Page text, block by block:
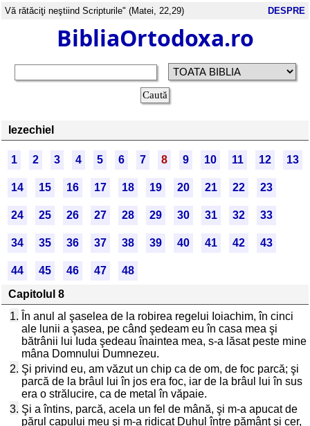
Vă rătăciţi neştiind Scripturile" (Matei, 22,29) DESPRE
BibliaOrtodoxa.ro
Iezechiel
1 2 3 4 5 6 7 8 9 10 11 12 13
14 15 16 17 18 19 20 21 22 23
24 25 26 27 28 29 30 31 32 33
34 35 36 37 38 39 40 41 42 43
44 45 46 47
48
Capitolul 8
1. În anul al şaselea de la robirea regelui Ioiachim, în cinci
ale lunii a şasea, pe când şedeam eu în casa mea şi
bătrânii lui Iuda şedeau înaintea mea, s-a lăsat peste mine
mâna Domnului Dumnezeu.
2. Şi privind eu, am văzut un chip ca de om, de foc parcă; şi
parcă de la brâul lui în jos era foc, iar de la brâul lui în sus
era o strălucire, ca de metal în văpaie.
3. Şi a întins, parcă, acela un fel de mână, şi m-a apucat de
părul capului meu şi m-a ridicat Duhul între pământ şi cer,